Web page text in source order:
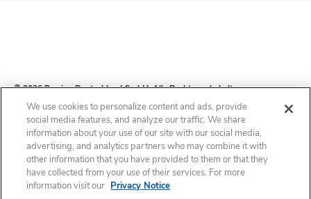
© 2026 Perrigo Deutschland GmbH. Alle Rechte vorbehalten.
ImpressumDatenschutzhinweisCookie-ErklärungCookie-Liste
NutzungsbedingungenCookies Settings
We use cookies to personalize content and ads, provide
social media features, and analyze our traffic. We share
information about your use of our site with our social media,
advertising, and analytics partners who may combine it with
other information that you have provided to them or that they
have collected from your use of their services. For more
information visit our Privacy Notice